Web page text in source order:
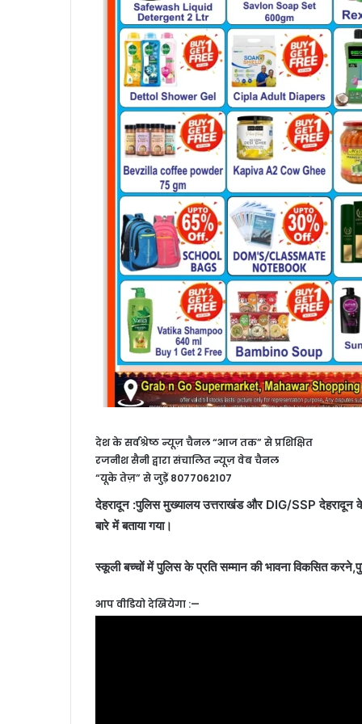
देश के सर्वश्रेष्ठ न्यूज़ चैनल “आज तक” से प्रशिक्षित
रजनीश सैनी द्वारा संचालित न्यूज़ वेब चैनल
“यूके तेज़” से जुड़ें 8077062107
देहरादून :पुलिस मुख्यालय उत्तराखंड और DIG/SSP देहरादून के
बारे में बताया गया।
स्कूली बच्चों में पुलिस के प्रति सम्मान की भावना विकसित
आप वीडियो देखियेगा :—